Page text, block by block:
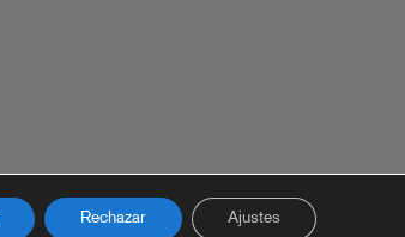
Rechazar Ajustes